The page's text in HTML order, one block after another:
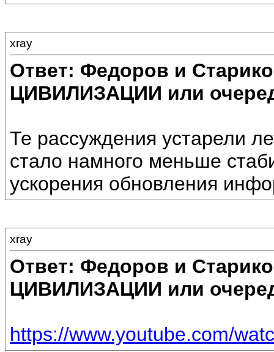
xray
Ответ: Федоров и
ЦИВИЛИЗАЦИИ или
Те рассуждения устарели
стало намного меньше
ускорения обновления
xray
Ответ: Федоров и
ЦИВИЛИЗАЦИИ или
https://www.youtube.com/